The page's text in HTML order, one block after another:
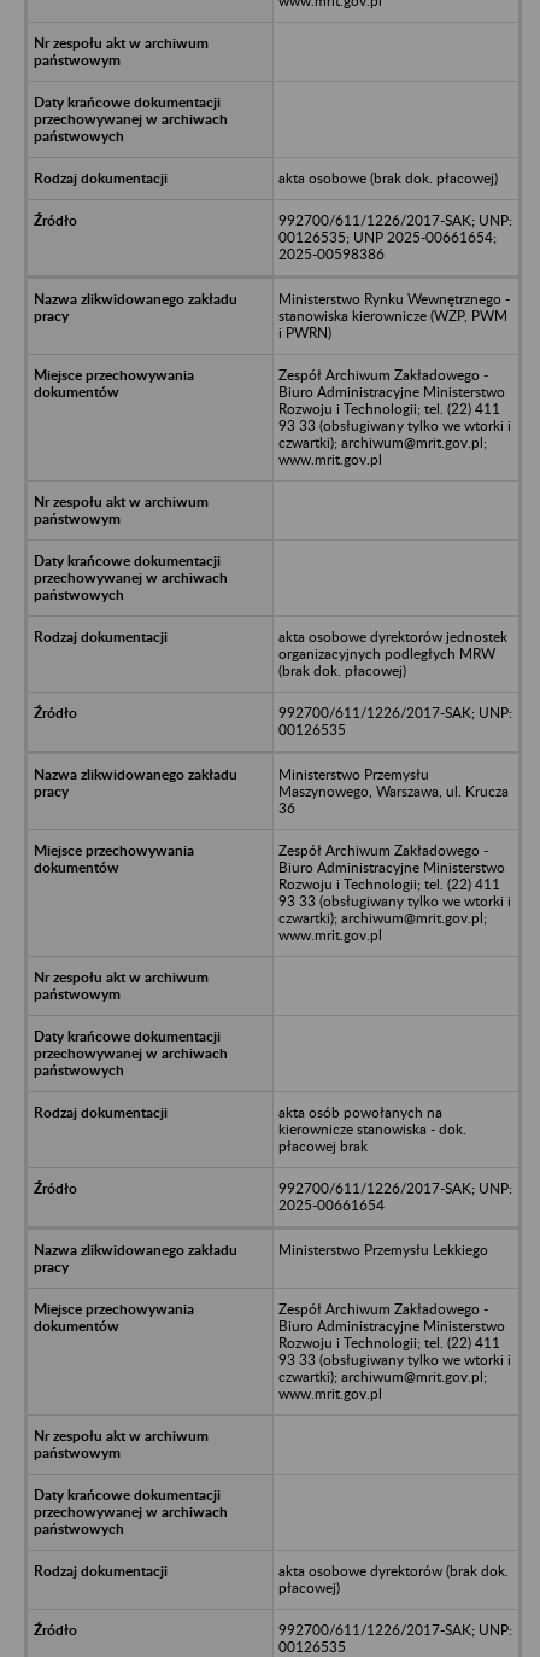
akta osobowe (brak dok. płacowej)
992700/611/1226/2017-SAK; UNP:
00126535; UNP 2025-00661654;
2025-00598386
Ministerstwo Rynku Wewnętrznego -
stanowiska kierownicze (WZP, PWM
i PWRN)
Zespół Archiwum Zakładowego -
Biuro Administracyjne Ministerstwo
Rozwoju i Technologii; tel. (22) 411
93 33 (obsługiwany tylko we wtorki i
czwartki); archiwum@mrit.gov.pl;
www.mrit.gov.pl
akta osobowe dyrektorów jednostek
organizacyjnych podległych MRW
(brak dok. płacowej)
992700/611/1226/2017-SAK; UNP:
00126535
Ministerstwo Przemysłu
Maszynowego, Warszawa, ul. Krucza
36
Zespół Archiwum Zakładowego -
Biuro Administracyjne Ministerstwo
Rozwoju i Technologii; tel. (22) 411
93 33 (obsługiwany tylko we wtorki i
czwartki); archiwum@mrit.gov.pl;
www.mrit.gov.pl
akta osób powołanych na
kierownicze stanowiska - dok.
płacowej brak
992700/611/1226/2017-SAK; UNP:
2025-00661654
Ministerstwo Przemysłu Lekkiego
Zespół Archiwum Zakładowego -
Biuro Administracyjne Ministerstwo
Rozwoju i Technologii; tel. (22) 411
93 33 (obsługiwany tylko we wtorki i
czwartki); archiwum@mrit.gov.pl;
www.mrit.gov.pl
akta osobowe dyrektorów (brak dok.
płacowej)
992700/611/1226/2017-SAK; UNP:
00126535